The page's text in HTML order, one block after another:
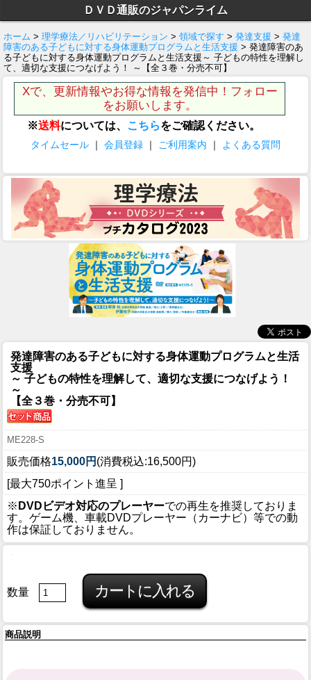
ＤＶＤ通販のジャパンライム
ホーム > 理学療法／リハビリテーション > 領域で探す > 発達支援 > 発達
障害のある子どもに対する身体運動プログラムと生活支援 > 発達障害のあ
る子どもに対する身体運動プログラムと生活支援～ 子どもの特性を理解し
て、適切な支援につなげよう！ ～【全３巻・分売不可】
Xで、更新情報やお得な情報を発信中！フォロー
をお願いします。
※送料については、 こちらをご確認ください。
タイムセール ｜ 会員登録 ｜ ご利用案内 ｜ よくある質問
発達障害のある子どもに対する身体運動プログラムと生活
支援
～ 子どもの特性を理解して、適切な支援につなげよう！
～
【全３巻・分売不可】
ME228-S
販売価格15,000円 (消費税込:16,500円)
[最大750ポイント進呈 ]
※ DVDビデオ対応のプレーヤーでの再生を推奨しておりま
す。ゲーム機、車載DVDプレーヤー（カーナビ）等での動
作は保証しておりません。
数量
商品説明